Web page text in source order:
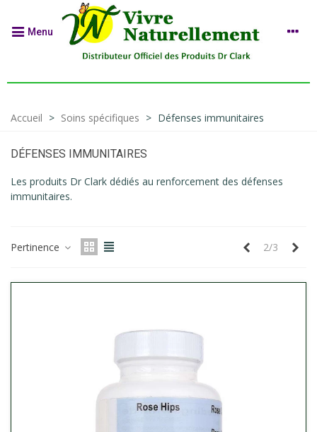
Menu
Accueil > Soins spécifiques > Défenses immunitaires
DÉFENSES IMMUNITAIRES
Les produits Dr Clark dédiés au renforcement des défenses
immunitaires.
Pertinence Précédent
2/3